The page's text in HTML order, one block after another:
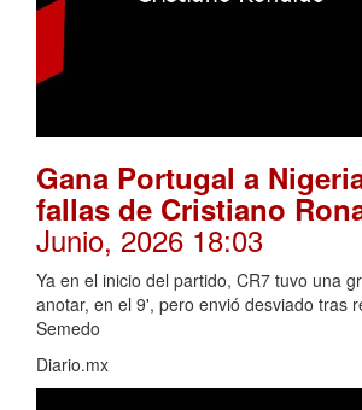
Gana Portugal a
fallas de Cristiano
Junio, 2026 18:03
Ya en el inicio del partido, CR7 tuvo una
anotar, en el 9', pero envió desviado tras
Semedo
Diario.mx